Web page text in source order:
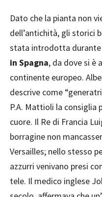
Dato che la pianta non
dell’antichità, gli storici
stata introdotta durante
in Spagna, da dove si è
continente europeo.
descrive come
P.A. Mattioli la consiglia
cuore. Il Re di Francia
borragine non
Versailles; nello stesso
azzurri venivano presi
tele. Il medico inglese